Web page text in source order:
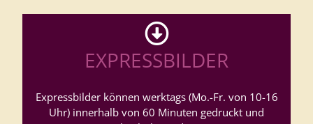
EXPRESSBILDER
Expressbilder können werktags (Mo.-Fr. von 10-16
Uhr) innerhalb von 60 Minuten gedruckt und